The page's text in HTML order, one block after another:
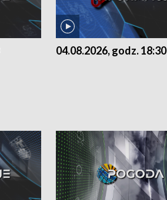
04.08.2026, godz. 18:30